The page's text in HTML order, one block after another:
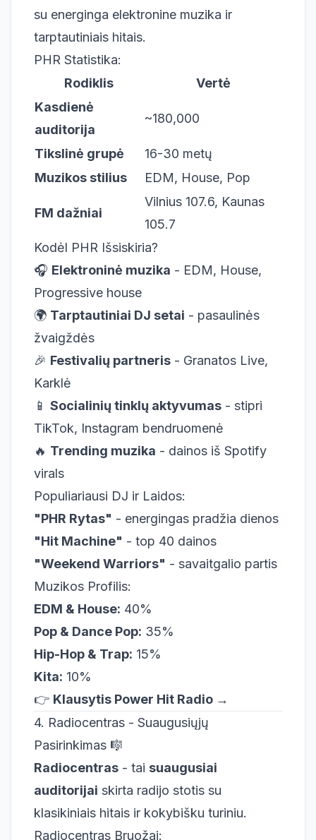
su energinga elektronine muzika ir
tarptautiniais hitais.
PHR Statistika:
Rodiklis
Vertė
Kasdienė
auditorija
~180,000
Tikslinė grupė
16-30 metų
Muzikos stilius
EDM, House, Pop
FM dažniai
Vilnius 107.6, Kaunas
105.7
Kodėl PHR Išsiskiria?
🎧 Elektroninė muzika - EDM, House,
Progressive house
🌍 Tarptautiniai DJ setai - pasaulinės
žvaigždės
🎉 Festivalių partneris - Granatos Live,
Karklė
📱 Socialinių tinklų aktyvumas - stipri
TikTok, Instagram bendruomenė
🔥 Trending muzika - dainos iš Spotify
virals
Populiariausi DJ ir Laidos:
"PHR Rytas" - energingas pradžia dienos
"Hit Machine" - top 40 dainos
"Weekend Warriors" - savaitgalio partis
Muzikos Profilis:
EDM & House: 40%
Pop & Dance Pop: 35%
Hip-Hop & Trap: 15%
Kita: 10%
👉 Klausytis Power Hit Radio →
4. Radiocentras - Suaugusiųjų
Pasirinkimas 🎼
Radiocentras - tai suaugusiai
auditorijai skirta radijo stotis su
klasikiniais hitais ir kokybišku turiniu.
Radiocentras Bruožai: